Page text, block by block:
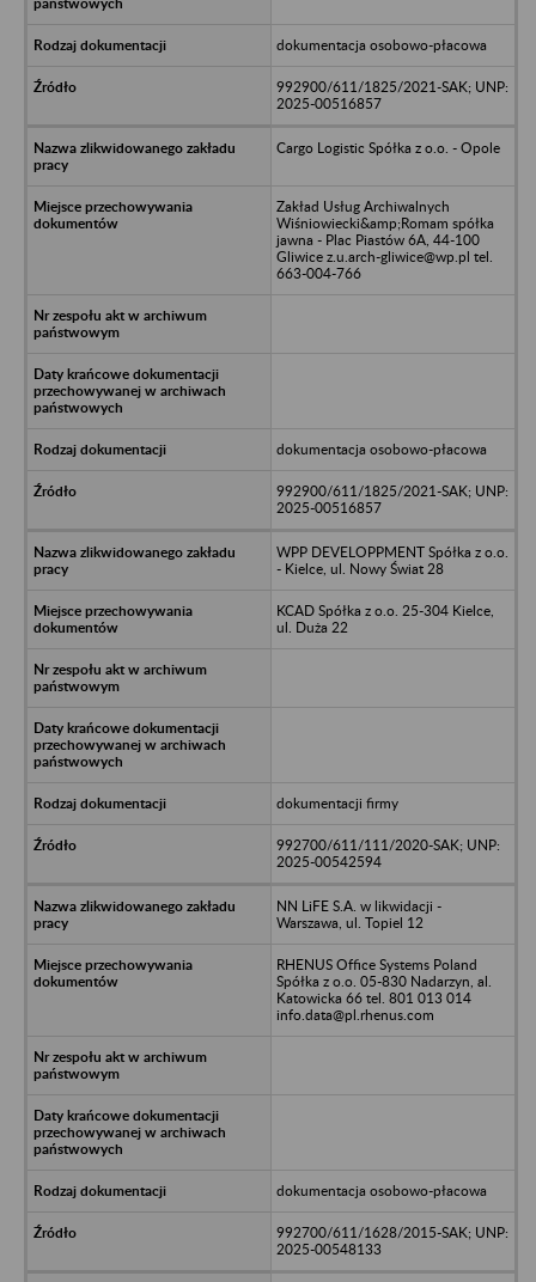
dokumentacja osobowo-płacowa
992900/611/1825/2021-SAK; UNP:
2025-00516857
Cargo Logistic Spółka z o.o. - Opole
Zakład Usług Archiwalnych
Wiśniowiecki&amp;Romam spółka
jawna - Plac Piastów 6A, 44-100
Gliwice z.u.arch-gliwice@wp.pl tel.
663-004-766
dokumentacja osobowo-płacowa
992900/611/1825/2021-SAK; UNP:
2025-00516857
WPP DEVELOPPMENT Spółka z o.o.
- Kielce, ul. Nowy Świat 28
KCAD Spółka z o.o. 25-304 Kielce,
ul. Duża 22
dokumentacji firmy
992700/611/111/2020-SAK; UNP:
2025-00542594
NN LiFE S.A. w likwidacji -
Warszawa, ul. Topiel 12
RHENUS Office Systems Poland
Spółka z o.o. 05-830 Nadarzyn, al.
Katowicka 66 tel. 801 013 014
info.data@pl.rhenus.com
dokumentacja osobowo-płacowa
992700/611/1628/2015-SAK; UNP:
2025-00548133